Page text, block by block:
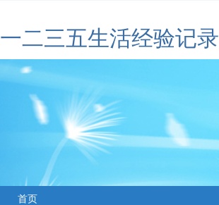
一二三五生活经验记录
首页